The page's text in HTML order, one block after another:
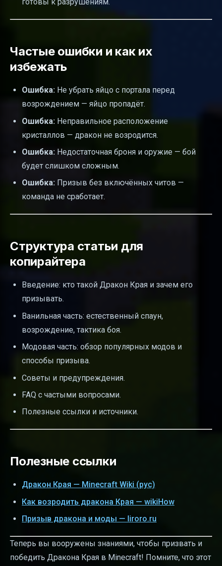
Частые ошибки и как их
избежать
Ошибка: Не убрать яйцо с портала перед
возрождением — яйцо пропадёт.
Ошибка: Неправильное расположение
кристаллов — дракон не возродится.
Ошибка: Недостаточная броня и оружие — бой
будет слишком сложным.
Ошибка: Призыв без включённых читов —
команда не сработает.
Структура статьи для
копирайтера
Введение: кто такой Дракон Края и зачем его
призывать.
Ванильная часть: естественный спаун,
возрождение, тактика боя.
Модовая часть: обзор популярных модов и
способы призыва.
Советы и предупреждения.
FAQ с частыми вопросами.
Полезные ссылки и источники.
Полезные ссылки
Дракон Края — Minecraft Wiki (рус)
Как возродить дракона Края — wikiHow
Призыв дракона и моды — liroro.ru
Теперь вы вооружены знаниями, чтобы призвать и
победить Дракона Края в Minecraft! Помните, что этот